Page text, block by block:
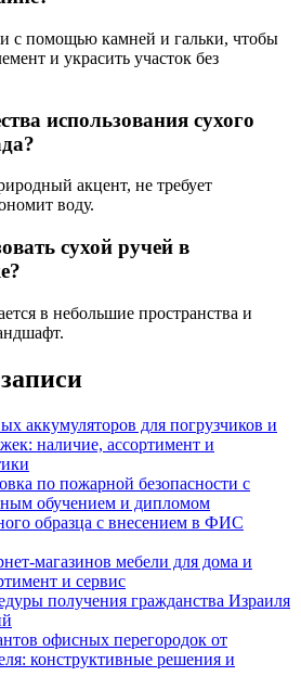
с помощью камней и гальки, чтобы
и украсить участок без
использования сухого
акцент, не требует
воду.
сухой ручей в
в небольшие пространства и
аккумуляторов для погрузчиков и
наличие, ассортимент и
по пожарной безопасности с
обучением и дипломом
образца с внесением в ФИС
магазинов мебели для дома и
и сервис
получения гражданства Израиля
офисных перегородок от
конструктивные решения и